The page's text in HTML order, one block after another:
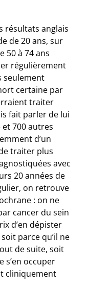
résultats anglais
de 20 ans, sur
50 à 74 ans
régulièrement
seulement
certaine par
traiter
fait parler de lui
700 autres
d’un
traiter plus
avec
20 années de
on retrouve
: on ne
cancer du sein
d’en dépister
parce qu’il ne
de suite, soit
s’en occuper
cliniquement